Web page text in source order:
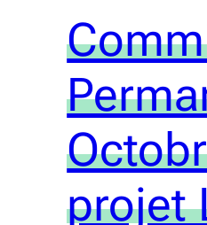
projet